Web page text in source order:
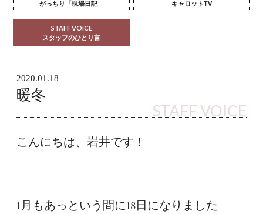
がっちり「現場日記」 キャロットTV
STAFF VOICE
スタッフのひとり言
2020.01.18
暖冬
STAFF VOICE
こんにちは、岩井です！
1月もあっという間に18日になりました